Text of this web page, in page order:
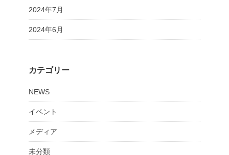
2024年7月
2024年6月
カテゴリー
NEWS
イベント
メディア
未分類